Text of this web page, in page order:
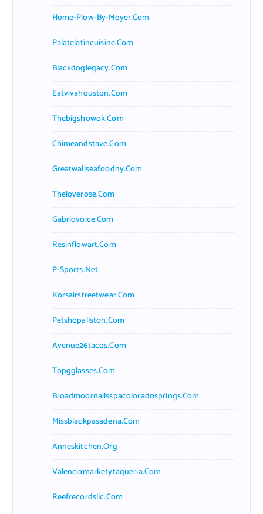
Home-Plow-By-Meyer.com
Palatelatincuisine.com
Blackdoglegacy.com
Eatvivahouston.com
Thebigshowok.com
Chimeandstave.com
Greatwallseafoodny.com
Theloverose.com
Gabriovoice.com
Resinflowart.com
P-Sports.net
Korsairstreetwear.com
Petshopallston.com
Avenue26tacos.com
Topgglasses.com
Broadmoornailsspacoloradosprings.com
Missblackpasadena.com
Anneskitchen.org
Valenciamarketytaqueria.com
Reefrecordsllc.com